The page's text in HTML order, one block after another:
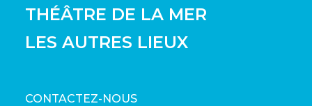
THÉÂTRE DE LA MER
LES AUTRES LIEUX
CONTACTEZ-NOUS